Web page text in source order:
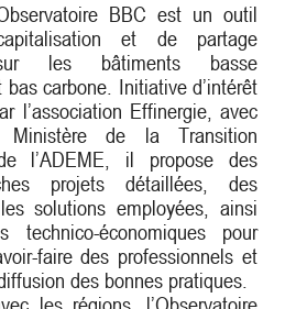
BBC est un outil
et de partage
sur les bâtiments basse
carbone. Initiative d’intérêt
l’association Effinergie, avec
de la Transition
l’ADEME, il propose des
projets détaillées, des
solutions employées, ainsi
technico-économiques pour
faire des professionnels et
des bonnes pratiques.